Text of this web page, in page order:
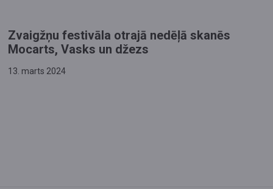
Zvaigžņu festivāla otrajā nedēļā skanēs
Mocarts, Vasks un džezs
13. marts 2024